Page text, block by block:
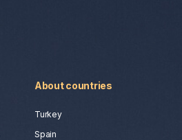
About countries
Turkey
Spain